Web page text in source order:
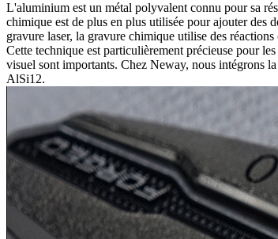
L'aluminium est un métal polyvalent connu pour sa
chimique est de plus en plus utilisée pour ajouter des
gravure laser, la gravure chimique utilise des
Cette technique est particulièrement précieuse pour
visuel sont importants. Chez Neway, nous intégrons
AlSi12.